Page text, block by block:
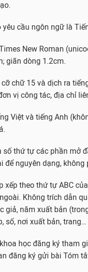
cầu ngôn ngữ là
New Roman
giãn dòng 1.2cm.
chữ 15 và dịch ra
vị công tác, địa chỉ
Việt và tiếng Anh
thứ tự các phần mở
nguyên dạng, không
xếp theo thứ tự ABC
Không trích dẫn
năm xuất bản
số, nơi xuất bản, trang…
học đăng ký tham
đăng ký gửi bài Tóm